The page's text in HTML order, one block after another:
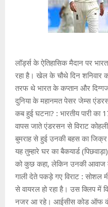
लॉर्ड्स के ऐतिहासिक मैदान पर
रहा है। खेल के चौथे दिन शनिवार
तरफ थे भारत के कप्तान और
दुनिया के महानमत पेसर जेम्स
कब हुई घटना? : भारतीय पारी का
वापस जाते एंडरसन से विराट
बुमराह से हुई उनकी बहस का
यह तुम्हारे घर का बैकयार्ड
को कुछ कहा, लेकिन उनकी आवाज
गाली देते पकड़े गए विराट : सोशल
से वायरल हो रहा है। उस क्लिप में
नजर आ रहे। आईसीस कोड ऑफ